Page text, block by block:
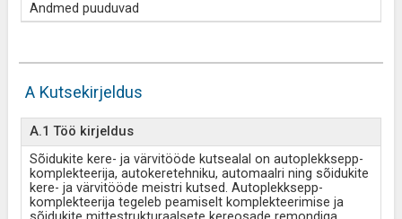
Andmed puuduvad
A Kutsekirjeldus
A.1 Töö kirjeldus
Sõidukite kere- ja värvitööde kutsealal on autoplekksepp-
komplekteerija, autokeretehniku, automaalri ning sõidukite
kere- ja värvitööde meistri kutsed. Autoplekksepp-
komplekteerija tegeleb peamiselt komplekteerimise ja